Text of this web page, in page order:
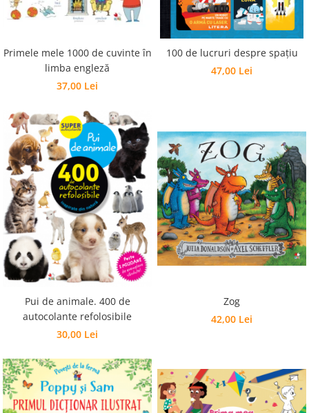
Primele mele 1000 de cuvinte în
limba engleză
37,00 Lei
100 de lucruri despre spațiu
47,00 Lei
Pui de animale. 400 de
autocolante refolosibile
30,00 Lei
Zog
42,00 Lei